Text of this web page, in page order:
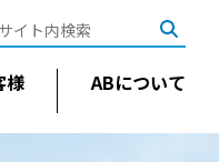
様 ABについて